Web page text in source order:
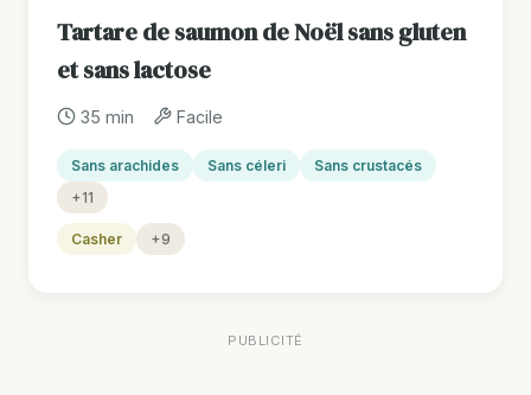
Tartare de saumon de Noël sans gluten
et sans lactose
35 min Facile
Sans arachides Sans céleri
Sans crustacés
+11
Casher +9
PUBLICITÉ